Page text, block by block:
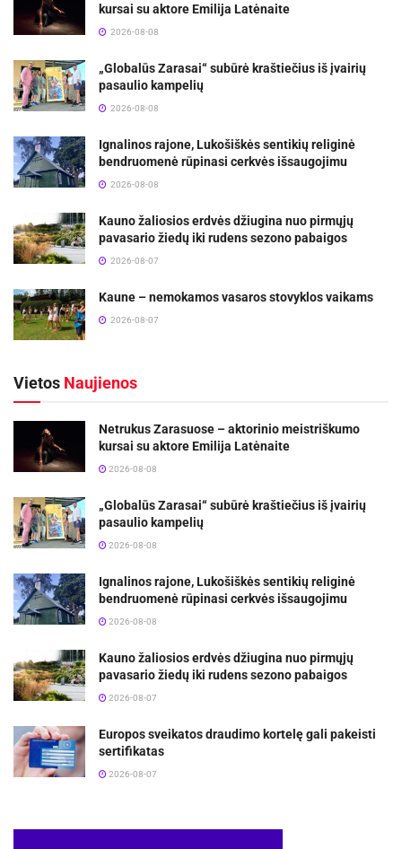
kursai su aktore Emilija Latėnaite
2026-08-08
„Globalūs Zarasai“ subūrė kraštiečius iš įvairių
pasaulio kampelių
2026-08-08
Ignalinos rajone, Lukošiškės sentikių religinė
bendruomenė rūpinasi cerkvės išsaugojimu
2026-08-08
Kauno žaliosios erdvės džiugina nuo pirmųjų
pavasario žiedų iki rudens sezono pabaigos
2026-08-07
Kaune – nemokamos vasaros stovyklos vaikams
2026-08-07
Vietos Naujienos
Netrukus Zarasuose – aktorinio meistriškumo
kursai su aktore Emilija Latėnaite
2026-08-08
„Globalūs Zarasai“ subūrė kraštiečius iš įvairių
pasaulio kampelių
2026-08-08
Ignalinos rajone, Lukošiškės sentikių religinė
bendruomenė rūpinasi cerkvės išsaugojimu
2026-08-08
Kauno žaliosios erdvės džiugina nuo pirmųjų
pavasario žiedų iki rudens sezono pabaigos
2026-08-07
Europos sveikatos draudimo kortelę gali pakeisti
sertifikatas
2026-08-07